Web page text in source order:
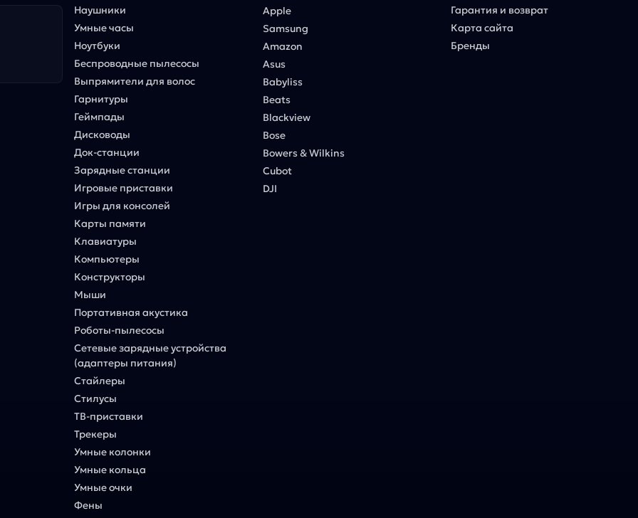
Наушники
Умные часы
Ноутбуки
Беспроводные пылесосы
Выпрямители для волос
Гарнитуры
Геймпады
Дисководы
Док-станции
Зарядные станции
Игровые приставки
Игры для консолей
Карты памяти
Клавиатуры
Компьютеры
Конструкторы
Мыши
Портативная акустика
Роботы-пылесосы
Сетевые зарядные устройства
(адаптеры питания)
Стайлеры
Стилусы
ТВ-приставки
Трекеры
Умные колонки
Умные кольца
Умные очки
Фены
Apple
Samsung
Amazon
Asus
Babyliss
Beats
Blackview
Bose
Bowers & Wilkins
Cubot
DJI
Гарантия и возврат
Карта сайта
Бренды